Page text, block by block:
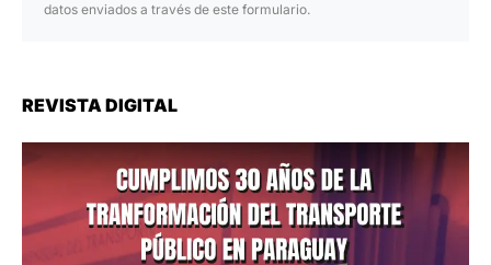
datos enviados a través de este formulario.
REVISTA DIGITAL